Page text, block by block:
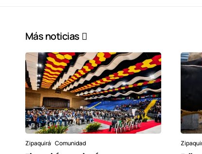
Más noticias
Zipaquirá Comunidad